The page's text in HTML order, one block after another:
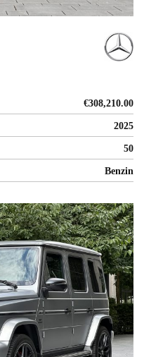
€308,210.00
2025
50
Benzin